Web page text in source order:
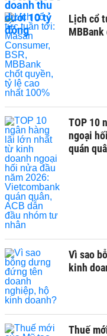
Lịch cổ
TOP 10
ngoại
quán
Vì sao
kinh
Thuế